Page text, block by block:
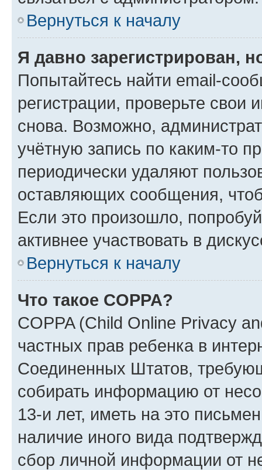
Вернуться к началу
Я давно зарегистрирован,
Попытайтесь найти email-
регистрации, проверьте свои
снова. Возможно,
учётную запись по каким-то
периодически удаляют
оставляющих сообщения,
Если это произошло,
активнее участвовать в
Вернуться к началу
Что такое COPPA?
COPPA (Child Online Privacy
частных прав ребенка в
Соединенных Штатов,
собирать информацию от
13-и лет, иметь на это
наличие иного вида
сбор личной информации от